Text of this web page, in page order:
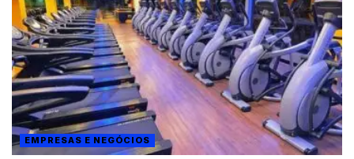
EMPRESAS E NEGÓCIOS